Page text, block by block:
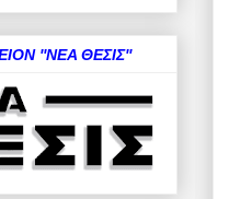
''ΝΕΑ ΘΕΣΙΣ''